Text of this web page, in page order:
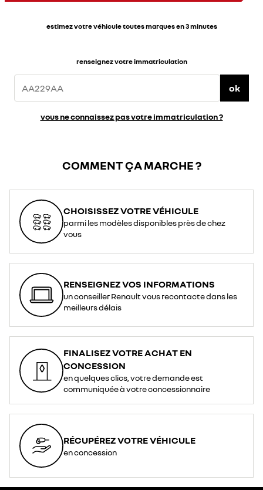
estimez votre véhicule toutes marques en 3 minutes
renseignez votre immatriculation
ok
vous ne connaissez pas votre immatriculation ?
COMMENT ÇA MARCHE ?
CHOISISSEZ VOTRE VÉHICULE
parmi les modèles disponibles près de chez
vous
RENSEIGNEZ VOS INFORMATIONS
un conseiller Renault vous recontacte dans les
meilleurs délais
FINALISEZ VOTRE ACHAT EN
CONCESSION
en quelques clics, votre demande est
communiquée à votre concessionnaire
RÉCUPÉREZ VOTRE VÉHICULE
en concession